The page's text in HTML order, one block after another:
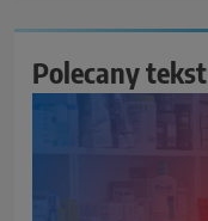
Polecany tekst